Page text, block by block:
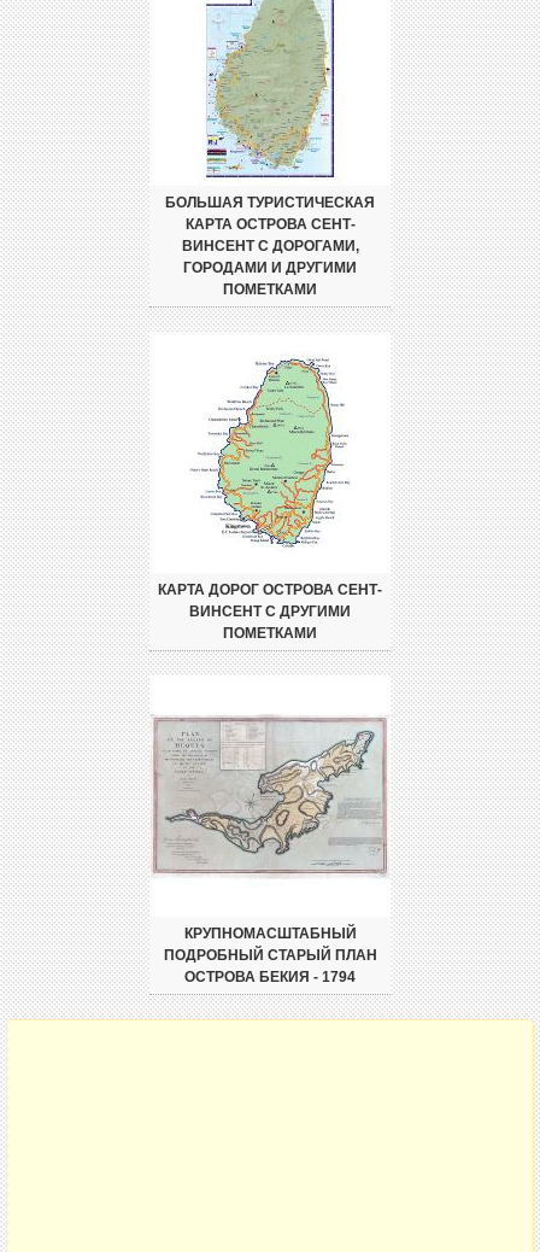
БОЛЬШАЯ ТУРИСТИЧЕСКАЯ
КАРТА ОСТРОВА СЕНТ-
ВИНСЕНТ С ДОРОГАМИ,
ГОРОДАМИ И ДРУГИМИ
ПОМЕТКАМИ
КАРТА ДОРОГ ОСТРОВА СЕНТ-
ВИНСЕНТ С ДРУГИМИ
ПОМЕТКАМИ
КРУПНОМАСШТАБНЫЙ
ПОДРОБНЫЙ СТАРЫЙ ПЛАН
ОСТРОВА БЕКИЯ - 1794